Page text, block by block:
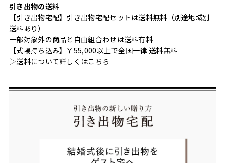
引き出物の送料
【引き出物宅配】引き出物宅配セットは送料無料（別途地域別
送料あり）
一部対象外の商品と自由組合わせは送料有料
【式場持ち込み】￥55,000以上で全国一律 送料無料
▷送料について詳しくはこちら